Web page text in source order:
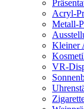
Acryl-
Metall-
Kleiner
VR-